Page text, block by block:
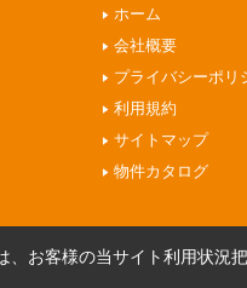
ホーム
会社概要
プライバシーポリ
利用規約
サイトマップ
物件カタログ
、お客様の当サイト利用状況